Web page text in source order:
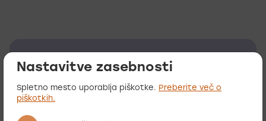
Spletni nastop Vite
zavarovalnice
Nastavitve zasebnosti
Spletno mesto uporablja piškotke. Preberite več o
piškotkih.